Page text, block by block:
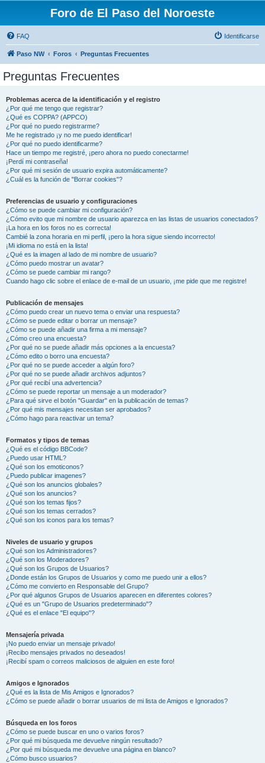
Foro de El Paso del Noroeste
FAQ Identificarse
Paso NW Foros Preguntas Frecuentes
Preguntas Frecuentes
Problemas acerca de la identificación y el registro
¿Por qué me tengo que registrar?
¿Qué es COPPA? (APPCO)
¿Por qué no puedo registrarme?
Me he registrado ¡y no me puedo identificar!
¿Por qué no puedo identificarme?
Hace un tiempo me registré, ¡pero ahora no puedo conectarme!
¡Perdí mi contraseña!
¿Por qué mi sesión de usuario expira automáticamente?
¿Cuál es la función de "Borrar cookies"?
Preferencias de usuario y configuraciones
¿Cómo se puede cambiar mi configuración?
¿Cómo evito que mi nombre de usuario aparezca en las listas de usuarios conectados?
¡La hora en los foros no es correcta!
Cambié la zona horaria en mi perfil, ¡pero la hora sigue siendo incorrecto!
¡Mi idioma no está en la lista!
¿Qué es la imagen al lado de mi nombre de usuario?
¿Cómo puedo mostrar un avatar?
¿Cómo se puede cambiar mi rango?
Cuando hago clic sobre el enlace de e-mail de un usuario, ¡me pide que me registre!
Publicación de mensajes
¿Cómo puedo crear un nuevo tema o enviar una respuesta?
¿Cómo se puede editar o borrar un mensaje?
¿Cómo se puede añadir una firma a mi mensaje?
¿Cómo creo una encuesta?
¿Por qué no se puede añadir más opciones a la encuesta?
¿Cómo edito o borro una encuesta?
¿Por qué no se puede acceder a algún foro?
¿Por qué no se puede añadir archivos adjuntos?
¿Por qué recibí una advertencia?
¿Cómo se puede reportar un mensaje a un moderador?
¿Para qué sirve el botón "Guardar" en la publicación de temas?
¿Por qué mis mensajes necesitan ser aprobados?
¿Cómo hago para reactivar un tema?
Formatos y tipos de temas
¿Qué es el código BBCode?
¿Puedo usar HTML?
¿Qué son los emoticonos?
¿Puedo publicar imagenes?
¿Qué son los anuncios globales?
¿Qué son los anuncios?
¿Qué son los temas fijos?
¿Qué son los temas cerrados?
¿Qué son los iconos para los temas?
Niveles de usuario y grupos
¿Qué son los Administradores?
¿Qué son los Moderadores?
¿Qué son los Grupos de Usuarios?
¿Donde están los Grupos de Usuarios y como me puedo unir a ellos?
¿Cómo me convierto en Responsable del Grupo?
¿Por qué algunos Grupos de Usuarios aparecen en diferentes colores?
¿Qué es un "Grupo de Usuarios predeterminado"?
¿Qué es el enlace "El equipo"?
Mensajería privada
¡No puedo enviar un mensaje privado!
¡Recibo mensajes privados no deseados!
¡Recibí spam o correos maliciosos de alguien en este foro!
Amigos e Ignorados
¿Qué es la lista de Mis Amigos e Ignorados?
¿Cómo se puede añadir o borrar usuarios de mi lista de Amigos e Ignorados?
Búsqueda en los foros
¿Cómo se puede buscar en uno o varios foros?
¿Por qué mi búsqueda me devuelve ningún resultado?
¿Por qué mi búsqueda me devuelve una página en blanco?
¿Cómo busco usuarios?